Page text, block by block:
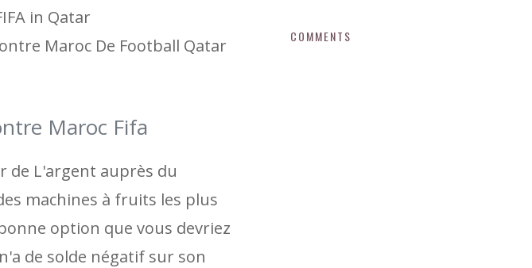
in Qatar
Maroc De Football Qatar
Maroc Fifa
de L'argent auprès du
machines à fruits les plus
option que vous devriez
de solde négatif sur son
COMMENTS